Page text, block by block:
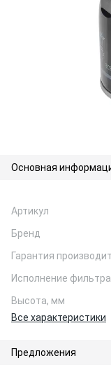
Основная
Артикул
Бренд
Гарантия
Исполнение фильтра
Высота, мм
Все характеристики
Предложения